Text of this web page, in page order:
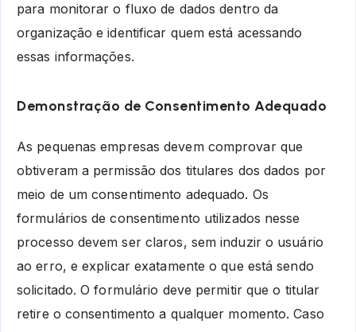
para monitorar o fluxo de dados dentro da
organização e identificar quem está acessando
essas informações.
Demonstração de Consentimento Adequado
As pequenas empresas devem comprovar que
obtiveram a permissão dos titulares dos dados por
meio de um consentimento adequado. Os
formulários de consentimento utilizados nesse
processo devem ser claros, sem induzir o usuário
ao erro, e explicar exatamente o que está sendo
solicitado. O formulário deve permitir que o titular
retire o consentimento a qualquer momento. Caso